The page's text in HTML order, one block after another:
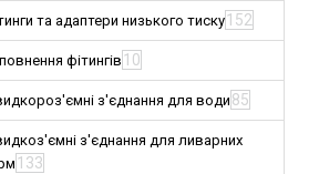
та адаптери низького тиску 152
фітингів 10
з'єднання для води85
з'єднання для ливарних
133